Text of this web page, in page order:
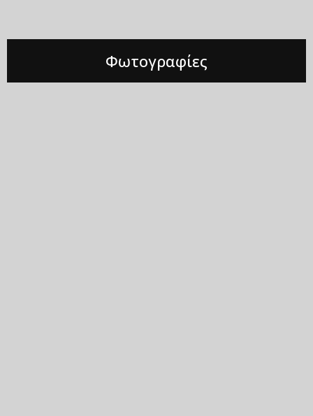
Φωτογραφίες